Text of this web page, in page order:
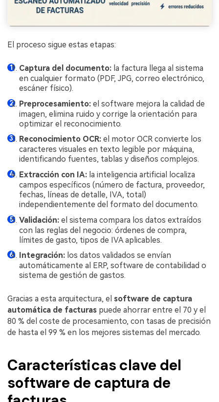
El proceso sigue estas etapas:
Captura del documento: la factura llega al sistema
en cualquier formato (PDF, JPG, correo electrónico,
escáner físico).
Preprocesamiento: el software mejora la calidad de
imagen, elimina ruido y corrige la orientación para
optimizar el reconocimiento.
Reconocimiento OCR: el motor OCR convierte los
caracteres visuales en texto legible por máquina,
identificando fuentes, tablas y diseños complejos.
Extracción con IA: la inteligencia artificial localiza
campos específicos (número de factura, proveedor,
fechas, líneas de detalle, IVA, total)
independientemente del formato del documento.
Validación: el sistema compara los datos extraídos
con las reglas del negocio: órdenes de compra,
límites de gasto, tipos de IVA aplicables.
Integración: los datos validados se envían
automáticamente al ERP, software de contabilidad o
sistema de gestión de gastos.
Gracias a esta arquitectura, el software de captura
automática de facturas puede ahorrar entre el 70 y el
80 % del coste de procesamiento, con tasas de precisión
de hasta el 99 % en los mejores sistemas del mercado.
Características clave del
software de captura de